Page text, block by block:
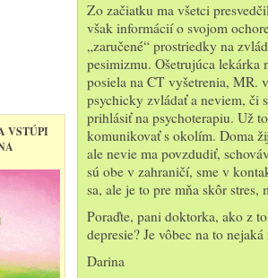
VSTÚPI
Zo začiatku ma všetci
však informácií o svojom
„zaručené“ prostriedky na
pesimizmu. Ošetrujúca lekárka
posiela na CT vyšetrenia, MR.
psychicky zvládať a neviem, či
prihlásiť na psychoterapiu. Už
komunikovať s okolím. Doma
ale nevie ma povzdudiť,
sú obe v zahraničí, sme v
sa, ale je to pre mňa skôr
Poraďte, pani doktorka, ako z
depresie? Je vôbec na to
Darina